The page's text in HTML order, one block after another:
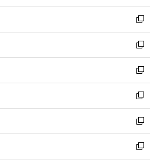
開
く
ウ
で
開
く
ン
ド
ウ
で
開
く
ウ
ィ
ン
ド
ウ
で
開
く
新
し
い
ウ
ィ
ン
ド
ウ
で
開
く
新
し
い
ウ
ィ
ン
ド
ウ
で
開
新
し
い
ウ
ィ
ン
ド
ウ
新
し
い
ウ
ィ
ン
新
し
い
ウ
新